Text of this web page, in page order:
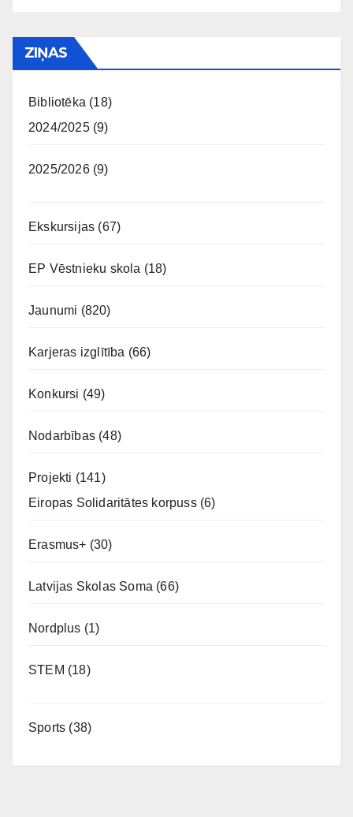
ZIŅAS
Bibliotēka (18)
2024/2025(9)
2025/2026(9)
Ekskursijas (67)
EP Vēstnieku skola (18)
Jaunumi (820)
Karjeras izglītība (66)
Konkursi (49)
Nodarbības (48)
Projekti (141)
Eiropas Solidaritātes korpuss(6)
Erasmus+ (30)
Latvijas Skolas Soma (66)
Nordplus (1)
STEM (18)
Sports (38)